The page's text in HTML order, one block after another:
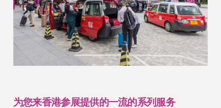
为您来香港参展提供的一流的系列服务